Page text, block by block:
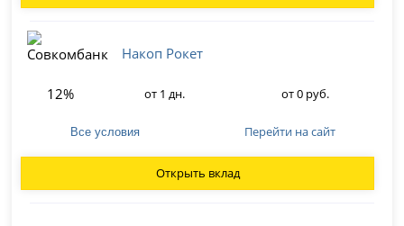
Накоп Рокет
12% от 1 дн. от 0 руб.
Все условия Перейти на сайт
Открыть вклад